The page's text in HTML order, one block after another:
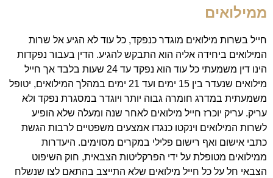
ממילואים
חייל בשרות מילואים מוגדר כנפקד, כל עוד לא הגיע אל שרות
המילואים ביחידה אליה הוא התבקש להגיע. הדין בעבור נפקדות
הינו דין משמעתי כל עוד הוא נפקד עד 24 שעות בלבד אך חייל
מילואים שנעדר בין 15 ימים ועד 21 ימים במהלך המילואים, יטופל
משמעתית במדרג חומרה גבוה יותר ויוגדר במסגרת נפקד ולא
עריק. עריק יוכרז חייל מילואים לאחר שנה ומעלה שלא הופיע
לשרות המילואים וינקטו כנגדו אמצעים משפטיים לרבות הגשת
כתבי אישום ואף רישום פלילי במקרים מסוימים. היעדרות
ממילואים מטופלת על ידי הפרקליטות הצבאית, חוק השיפוט
הצבאי חל על כל חייל מילואים שלא התייצב בהתאם לצו שנשלח